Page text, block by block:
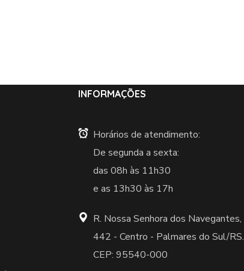
INFORMAÇÕES
Horários de atendimento:
De segunda a sexta:
das 08h às 11h30
e as 13h30 às 17h
R. Nossa Senhora dos Navegantes,
442 -Centro - Palmares do Sul/RS.
CEP: 95540-000